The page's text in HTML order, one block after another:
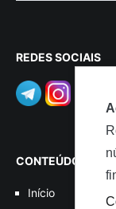
REDES SOCIAIS
CONTEÚDOS
Início